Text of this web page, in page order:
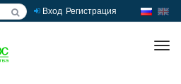
Вход Регистрация